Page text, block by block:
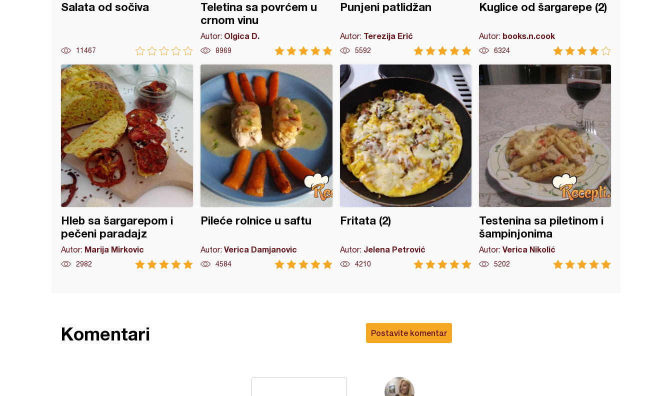
Salata od sočiva
11467
Teletina sa povrćem u
crnom vinu
Autor: Olgica D.
8969
Punjeni patlidžan
Autor: Terezija Erić
5592
Kuglice od šargarepe (2)
Autor: books.n.cook
6324
Hleb sa šargarepom i
pečeni paradajz
Autor: Marija Mirkovic
2982
Pileće rolnice u saftu
Autor: Verica Damjanovic
4584
Fritata (2)
Autor: Jelena Petrović
4210
Testenina sa piletinom i
šampinjonima
Autor:Verica Nikolić
5202
sa piletinom i šampinjonima
Postavite komentar
Komentari